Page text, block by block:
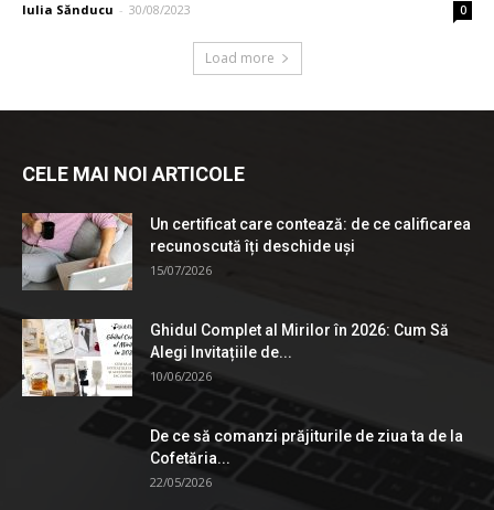
Iulia Sănducu - 30/08/2023 0
Load more
CELE MAI NOI ARTICOLE
Un certificat care contează: de ce calificarea
recunoscută îți deschide uși
15/07/2026
Ghidul Complet al Mirilor în 2026: Cum Să
Alegi Invitațiile de...
10/06/2026
De ce să comanzi prăjiturile de ziua ta de la
Cofetăria...
22/05/2026